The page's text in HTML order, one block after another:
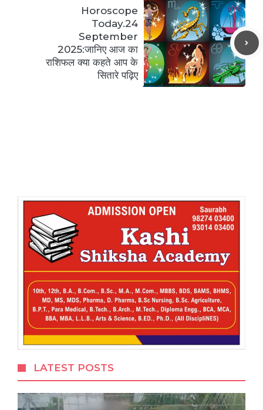
Horoscope
Today.24
September
2025:जानिए आज का
राशिफल क्या कहते आप के
सितारे पढ़िए
LATEST POSTS